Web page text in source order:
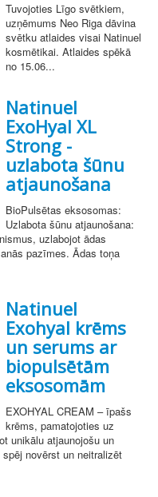
Tuvojoties Līgo svētkiem,
uzņēmums Neo Riga dāvina
svētku atlaides visai Natinuel
kosmētikai. Atlaides spēkā
no 15.06...
Natinuel
ExoHyal XL
Strong -
uzlabota šūnu
atjaunošana
BioPulsētas eksosomas:
Uzlabota šūnu atjaunošana:
uzlabojot ādas
pazīmes. Ādas toņa
Natinuel
Exohyal krēms
un serums ar
biopulsētām
eksosomām
EXOHYAL CREAM – īpašs
krēms, pamatojoties uz
unikālu atjaunojošu un
novērst un neitralizēt